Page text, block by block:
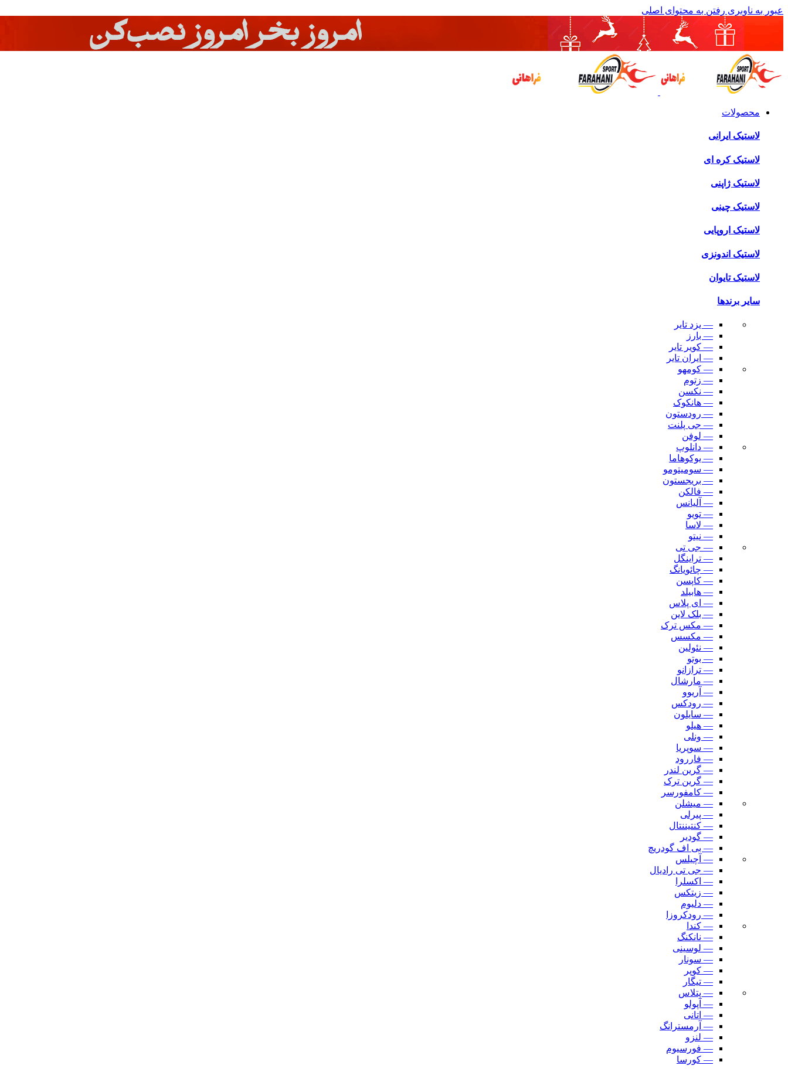
عبور به ناوبری رفتن به محتوای اصلی
محصولات
لاستیک ایرانی
لاستیک کره ای
لاستیک ژاپنی
لاستیک چینی
لاستیک اروپایی
لاستیک اندونزی
لاستیک تایوان
سایر برندها
— یزد تایر
— بارز
— کویر تایر
— ایران تایر
— کومهو
— زتوم
— نکسن
— هانکوک
— رودستون
— جی پلنت
— لوفن
— دانلوپ
— یوکوهاما
— سومیتومو
— بریجستون
— فالکن
— آلیانس
— تویو
— لاسا
— نیتو
— جی تی
— تراینگل
— چائویانگ
— کاپسن
— هابیلد
— ای پلاس
— بلک لاین
— مکس ترک
— مکسس
— نئولین
— بوتو
— ترازانو
— مارشال
— آریوو
— رودکس
— سایلون
— هیلو
— ونلی
— سوپریا
— فاررود
— گرین لندر
— گرین ترک
— کامفورسر
— میشلن
— پیرلی
— کنتیننتال
— گودیر
— بی اف گودریچ
— آچیلس
— جی تی رادیال
— اکسلرا
— زیتکس
— دلیوم
— رودکروزا
— کندا
— نانکنگ
— لوسینی
— سونار
— کوپر
— تیگار
— پتلاس
— آپولو
— اتانی
— آرمسترانگ
— لنزو
— فورسیوم
— کورسا